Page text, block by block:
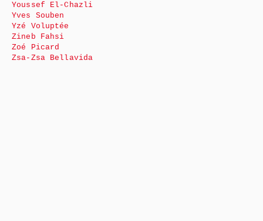
Youssef El-Chazli
Yves Souben
Yzé Voluptée
Zineb Fahsi
Zoé Picard
Zsa-Zsa Bellavida